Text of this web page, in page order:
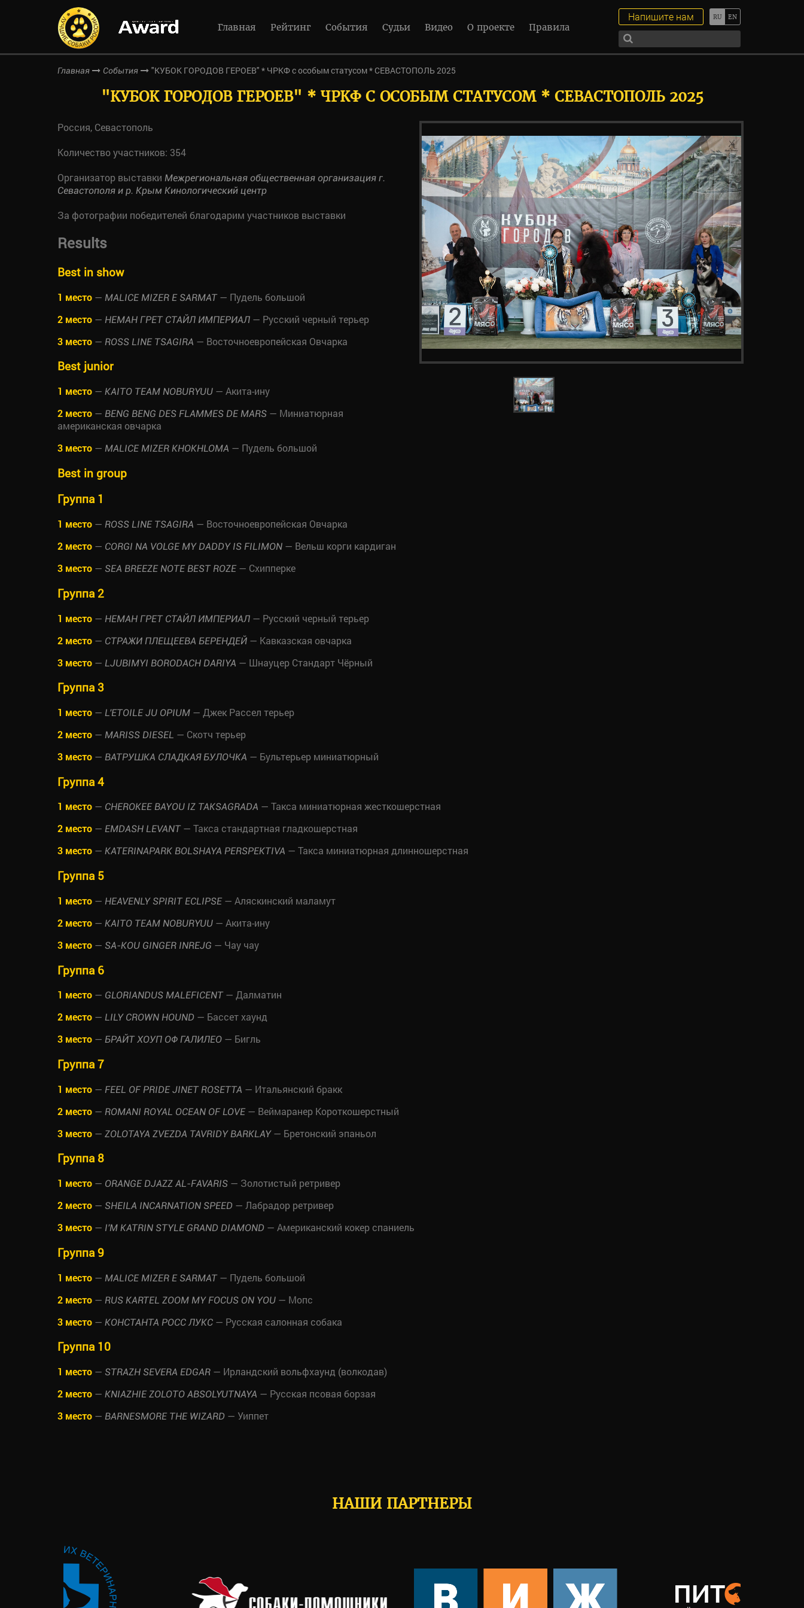
Главная Рейтинг События Судьи Видео О проекте Правила
Напишите нам
Главная События "КУБОК ГОРОДОВ ГЕРОЕВ" * ЧРКФ с особым статусом * СЕВАСТОПОЛЬ 2025
"КУБОК ГОРОДОВ ГЕРОЕВ" * ЧРКФ С ОСОБЫМ СТАТУСОМ * СЕВАСТОПОЛЬ 2025
Россия, Севастополь
Количество участников: 354
Организатор выставки Межрегиональная общественная организация г.
Севастополя и р. Крым Кинологический центр
За фотографии победителей благодарим участников выставки
Results
Best in show
1 место — MALICE MIZER E SARMAT— Пудель большой
2 место — НЕМАН ГРЕТ СТАЙЛ ИМПЕРИАЛ — Русский черный терьер
3 место — ROSS LINE TSAGIRA — Восточноевропейская Овчарка
Best junior
1 место — KAITO TEAM NOBURYUU — Акита-ину
2 место — BENG BENG DES FLAMMES DE MARS — Миниатюрная
американская овчарка
3 место — MALICE MIZER KHOKHLOMA — Пудель большой
Best in group
Группа 1
1 место — ROSS LINE TSAGIRA — Восточноевропейская Овчарка
2 место — CORGI NA VOLGE MY DADDY IS FILIMON — Вельш корги кардиган
3 место — SEA BREEZE NOTE BEST ROZE — Схипперке
Группа 2
1 место — НЕМАН ГРЕТ СТАЙЛ ИМПЕРИАЛ — Русский черный терьер
2 место — СТРАЖИ ПЛЕЩЕЕВА БЕРЕНДЕЙ — Кавказская овчарка
3 место — LJUBIMYI BORODACH DARIYA — Шнауцер Стандарт Чёрный
Группа 3
1 место — L'ETOILE JU OPIUM — Джек Рассел терьер
2 место — MARISS DIESEL — Скотч терьер
3 место — ВАТРУШКА СЛАДКАЯ БУЛОЧКА — Бультерьер миниатюрный
Группа 4
1 место — CHEROKEE BAYOU IZ TAKSAGRADA — Такса миниатюрная жесткошерстная
2 место — EMDASH LEVANT— Такса стандартная гладкошерстная
3 место — KATERINAPARK BOLSHAYA PERSPEKTIVA — Такса миниатюрная длинношерстная
Группа 5
1 место — HEAVENLY SPIRIT ECLIPSE — Аляскинский маламут
2 место — KAITO TEAM NOBURYUU — Акита-ину
3 место — SA-KOU GINGER INREJG — Чау чау
Группа 6
1 место — GLORIANDUS MALEFICENT— Далматин
2 место — LILY CROWN HOUND — Бассет хаунд
3 место — БРАЙТ ХОУП ОФ ГАЛИЛЕО — Бигль
Группа 7
1 место — FEEL OF PRIDE JINET ROSETTA — Итальянский бракк
2 место — ROMANI ROYAL OCEAN OF LOVE — Веймаранер Короткошерстный
3 место — ZOLOTAYA ZVEZDA TAVRIDY BARKLAY— Бретонский эпаньол
Группа 8
1 место — ORANGE DJAZZ AL-FAVARIS — Золотистый ретривер
2 место — SHEILA INCARNATION SPEED — Лабрадор ретривер
3 место — I'M KATRIN STYLE GRAND DIAMOND — Американский кокер спаниель
Группа 9
1 место — MALICE MIZER E SARMAT— Пудель большой
2 место — RUS KARTEL ZOOM MY FOCUS ON YOU — Мопс
3 место — КОНСТАНТА РОСС ЛУКС — Русская салонная собака
Группа 10
1 место — STRAZH SEVERA EDGAR — Ирландский вольфхаунд (волкодав)
2 место — KNIAZHIE ZOLOTO ABSOLYUTNAYA — Русская псовая борзая
3 место — BARNESMORE THE WIZARD — Уиппет
НАШИ ПАРТНЕРЫ